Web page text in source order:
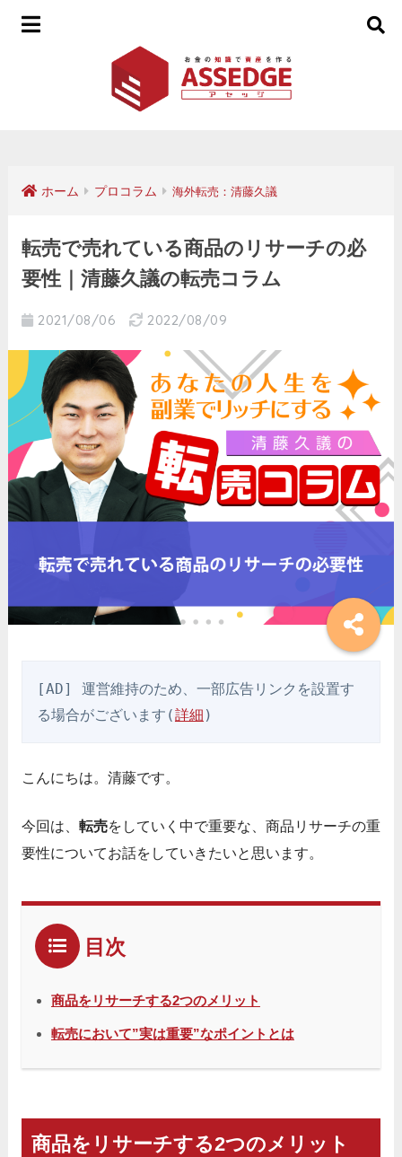
ホーム プロコラム 海外転売：清藤久議
転売で売れている商品のリサーチの必
要性｜清藤久議の転売コラム
2021/08/06 2022/08/09
[AD] 運営維持のため、一部広告リンクを設置す
る場合がございます(詳細 )
こんにちは。清藤です。
今回は、 転売をしていく中で重要な、 商品リサーチの重
要性についてお話をしていきたいと思います。
目次
商品をリサーチする2つのメリット
転売において”実は重要”なポイントとは
商品をリサーチする2つのメリット